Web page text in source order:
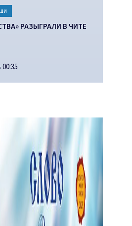
РАЗЫГРАЛИ В ЧИТЕ